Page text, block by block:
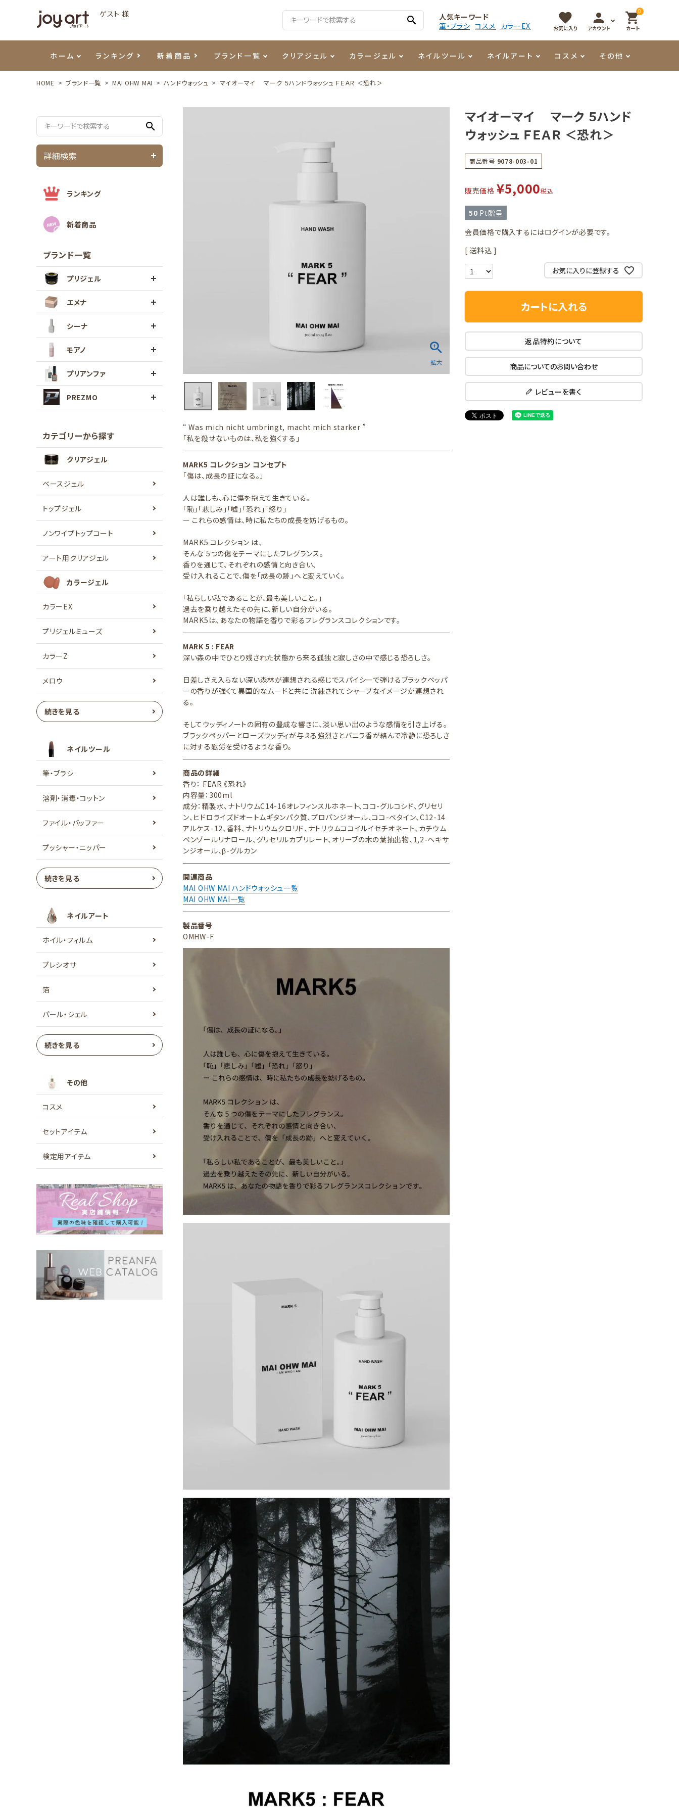
ゲスト 様
search
人気キーワード
筆・ブラシ コスメ カラーEX
favorite
お気に入り
person
アカウント
0
shopping_cart
カート
ホーム ランキング 新着商品 ブランド一覧
モアノ
クリアジェル カラージェル
ウェービージェル 3Dクレイジェル
マグネティジェル メタリックジェル
フラッシュジェル
ネイルツール
ネイルケア用品 容器・ポーチ
ネイルマシン
ネイルアート
メタルパーツ その他
コスメ その他
HOME ブランド一覧 MAI OHW MAI ハンドウォッシュ マイオーマイ マーク ５ハンドウォッシュ ＦＥＡＲ ＜恐れ＞
search
詳細検索
ランキング
新着商品
ブランド一覧
プリジェル
エメナ
シーナ
モアノ
プリアンファ
PREZMO
カテゴリーから探す
クリアジェル
ベースジェル
トップジェル
ノンワイプトップコート
アート用クリアジェル
カラージェル
カラーEX
プリジェルミューズ
カラーZ
メロウ
続きを見る
ネイルツール
筆・ブラシ
溶剤・消毒・コットン
ファイル・バッファー
プッシャー・ニッパー
続きを見る
ネイルアート
ホイル・フィルム
プレシオサ
箔
パール・シェル
続きを見る
その他
コスメ
セットアイテム
検定用アイテム
“ Was mich nicht umbringt, macht mich starker ”
「私を殺せないものは、私を強くする」
MARK5 コレクション コンセプト
「傷は、成長の証になる。」
人は誰しも、心に傷を抱えて生きている。
「恥」「悲しみ」「嘘」「恐れ」「怒り」
ー これらの感情は、時に私たちの成長を妨げるもの。
MARK5 コレクション は、
そんな 5つの傷をテーマにしたフレグランス。
香りを通じて、それぞれの感情と向き合い、
受け入れることで、傷を「成長の跡」へと変えていく。
「私らしい私であることが、最も美しいこと。」
過去を乗り越えたその先に、新しい自分がいる。
MARK5は、あなたの物語を香りで彩るフレグランスコレクションです。
MARK 5 : FEAR
深い森の中でひとり残された状態から来る孤独と寂しさの中で感じる恐ろしさ。
日差しさえ入らない深い森林が連想される感じでスパイシーで弾けるブラックペッパ
ーの香りが強くて異国的なムードと共に 洗練されてシャープなイメージが連想され
る。
そしてウッディノートの固有の豊成な響きに、淡い思い出のような感情を引き上げる。
ブラックペッパーとローズウッディが与える強烈さとバニラ香が絡んで冷静に恐ろしさ
に対する慰労を受けるような香り。
商品の詳細
香り： FEAR 《恐れ》
内容量：300ml
成分：精製水、ナトリウムC14-16オレフィンスルホネート、ココ-グルコシド、グリセリ
ン、ヒドロライズドオートムギタンパク質、プロパンジオール、ココ-ベタイン、C12-14
アルケス-12、香料、ナトリウムクロリド、ナトリウムココイルイセチオネート、カチウム
ベンゾールリナロール、グリセリルカプリレート、オリーブの木の葉抽出物、1,2-ヘキサ
ンジオール、β-グルカン
関連商品
MAI OHW MAI ハンドウォッシュ一覧
MAI OHW MAI一覧
製品番号
OMHW-F
マイオーマイ マーク ５ハンド
ウォッシュ ＦＥＡＲ ＜恐れ＞
商品番号 9078-003-01
販売価格 ¥5,000税込
50 Pt贈呈
会員価格で購入するにはログインが必要です。
送料込
お気に入りに登録する
カートに入れる
返品特約について
商品についてのお問い合わせ
レビューを書く